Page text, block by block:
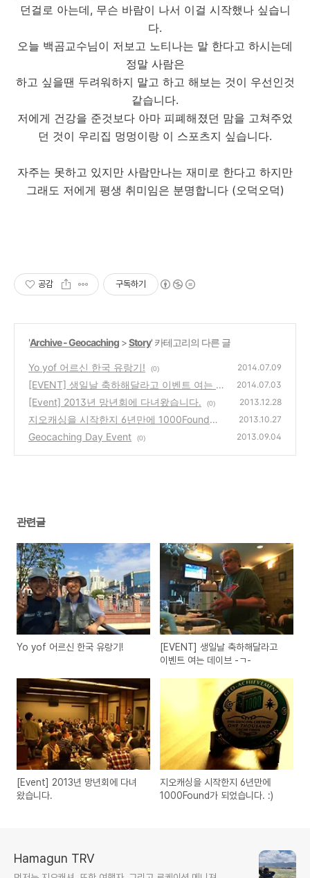
던걸로 아는데, 무슨 바람이 나서 이걸 시작했나 싶습니
다.
오늘 백곰교수님이 저보고 노티나는 말 한다고 하시는데
정말 사람은
하고 싶을땐 두려워하지 말고 하고 해보는 것이 우선인것
같습니다.
저에게 건강을 준것보다 아마 피폐해졌던 맘을 고쳐주었
던 것이 우리집 멍멍이랑 이 스포츠지 싶습니다.
자주는 못하고 있지만 사람만나는 재미로 한다고 하지만
그래도 저에게 평생 취미임은 분명합니다 (오덕오덕)
공감 구독하기
'Archive - Geocaching >Story' 카테고리의 다른 글
Yo yof 어르신 한국 유랑기! (0) 2014.07.09
[EVENT] 생일날 축하해달라고 이벤트 여는 데
이브 -ㄱ-
(0)
2014.07.03
[Event] 2013년 망년회에 다녀왔습니다. (0) 2013.12.28
지오캐싱을 시작한지 6년만에 1000Found가
되었습니다. :)
(2)
2013.10.27
Geocaching Day Event (0) 2013.09.04
관련글
Yo yof 어르신 한국 유랑기!
[EVENT] 생일날 축하해달라고
이벤트 여는 데이브 -ㄱ-
[Event] 2013년 망년회에 다녀
왔습니다.
지오캐싱을 시작한지 6년만에
1000Found가 되었습니다. :)
Hamagun TRV